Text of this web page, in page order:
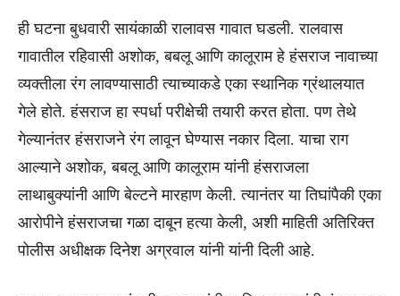
ही घटना बुधवारी सायंकाळी रालावस गावात घडली. रालवास
गावातील रहिवासी अशोक, बबलू आणि कालूराम हे हंसराज नावाच्या
व्यक्तीला रंग लावण्यासाठी त्याच्याकडे एका स्थानिक ग्रंथालयात
गेले होते. हंसराज हा स्पर्धा परीक्षेची तयारी करत होता. पण तेथे
गेल्यानंतर हंसराजने रंग लावून घेण्यास नकार दिला. याचा राग
आल्याने अशोक, बबलू आणि कालूराम यांनी हंसराजला
लाथाबुक्यांनी आणि बेल्टने मारहाण केली. त्यानंतर या तिघांपैकी एका
आरोपीने हंसराजचा गळा दाबून हत्या केली, अशी माहिती अतिरिक्त
पोलीस अधीक्षक दिनेश अग्रवाल यांनी यांनी दिली आहे.